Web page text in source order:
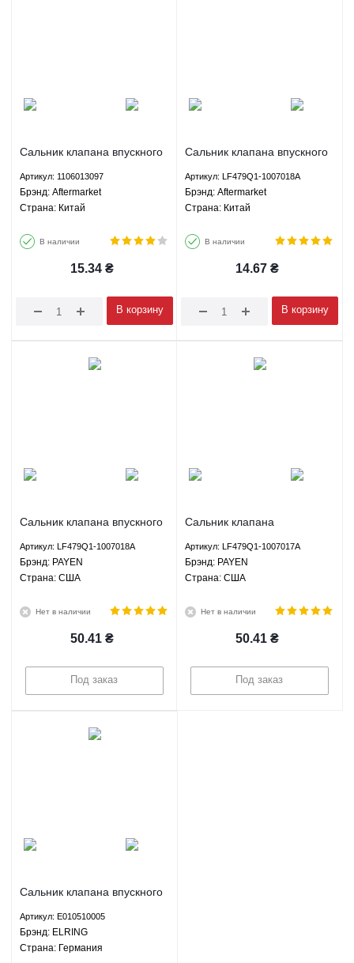
Сальник клапана впускного
ЛC Кросс ГХ2 ЛС Панда ГС2
Aftermarket 1106013097
Артикул: 1106013097
Брэнд: Aftermarket
Страна: Китай
В наличии
15.34₴
В корзину
Сальник клапана впускного
Бриз 620 Солано Lifan 320
Smily 520 Breez 620 Solano
Aftermarket LF479Q1-
Артикул: LF479Q1-1007018A
Брэнд: Aftermarket
Страна: Китай
В наличии
14.67₴
В корзину
Сальник клапана впускного
Бриз 620 Солано Lifan 320
Smily 520 Breez 620 Solano
PAYEN LF479Q1-1007018A
Артикул: LF479Q1-1007018A
Брэнд: PAYEN
Страна: США
Нет в наличии
50.41₴
Под заказ
Сальник клапана
Смайли 520 Бриз 620
Солано Lifan 320 Smily 520
Breez 620 Solano PAYEN
Артикул: LF479Q1-1007017A
Брэнд: PAYEN
Страна: США
Нет в наличии
50.41₴
Под заказ
Сальник клапана впускного
ЛC Кросс ГХ2 ЛС Панда ГС2
ELRING E010510005
Артикул: E010510005
Брэнд: ELRING
Страна: Германия